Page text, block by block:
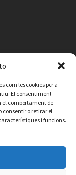
com les cookies per a
El consentiment
el comportament de
consentir o retirar el
i funcions.